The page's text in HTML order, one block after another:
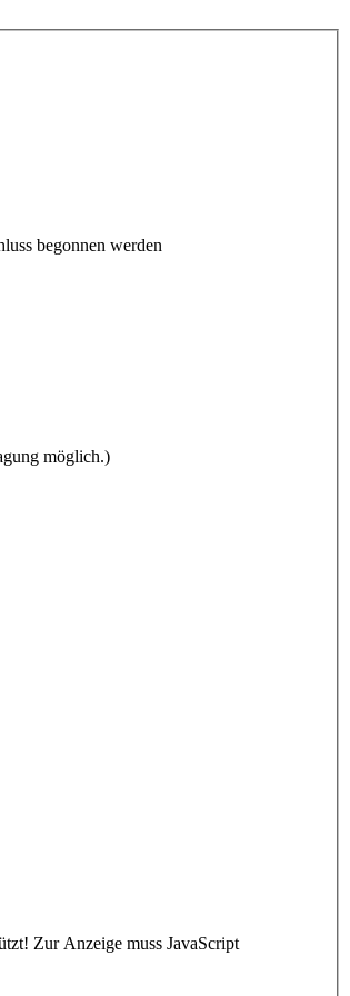
begonnen werden
möglich.)
Zur Anzeige muss JavaScript